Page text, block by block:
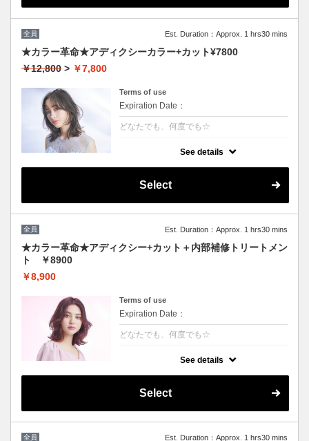
りだけのカットの場合（＋1000円）
全員 Est. Duration：Approx. 1 hrs30 mins
★カラー革命★アディクシーカラー+カット¥7800
￥12,800 > ￥7,800
Terms of use
Expiration Date：
どなたでも、何度でも☆
「ツヤ」「手触り」が格段にＵＰ！ダメージ
が1/5のため、綺麗な色味で毎回染められま
★ロング料金無
★シャンプー・ブロー込
See details
Select
全員 Est. Duration：Approx. 1 hrs30 mins
★カラー革命★アディクシー+カット＋内部補修トリートメン
ト ￥8900
￥8,900
Terms of use
Expiration Date：
どなたでも、何度でも☆
さ」「透明感」「ツヤ」「手触り」が格段に
UP！ダメージが1/5のため、綺麗な色味を毎
回染められます。 パサつきを抑えまとまりの
See details
Select
全員 Est. Duration：Approx. 1 hrs30 mins